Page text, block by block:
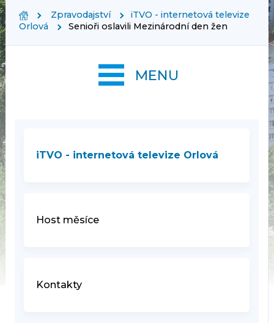
Zpravodajství
iTVO - internetová televize
Orlová
Senioři oslavili Mezinárodní den žen
iTVO - internetová televize Orlová
Host měsíce
Kontakty
MENU